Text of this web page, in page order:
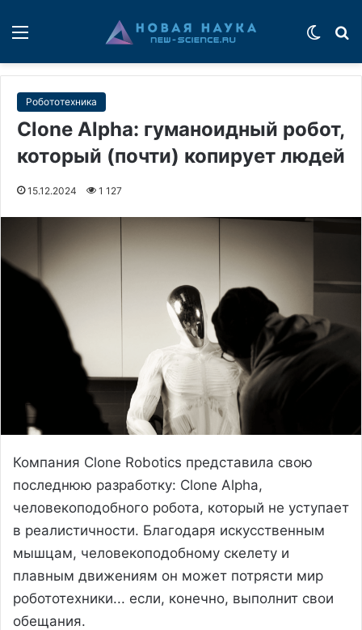
Робототехника
Clone Alpha: гуманоидный робот,
который (почти) копирует людей
15.12.2024 1 127
Компания Clone Robotics представила свою
последнюю разработку: Clone Alpha,
человекоподобного робота, который не уступает
в реалистичности. Благодаря искусственным
мышцам, человекоподобному скелету и
плавным движениям он может потрясти мир
робототехники... если, конечно, выполнит свои
обещания.